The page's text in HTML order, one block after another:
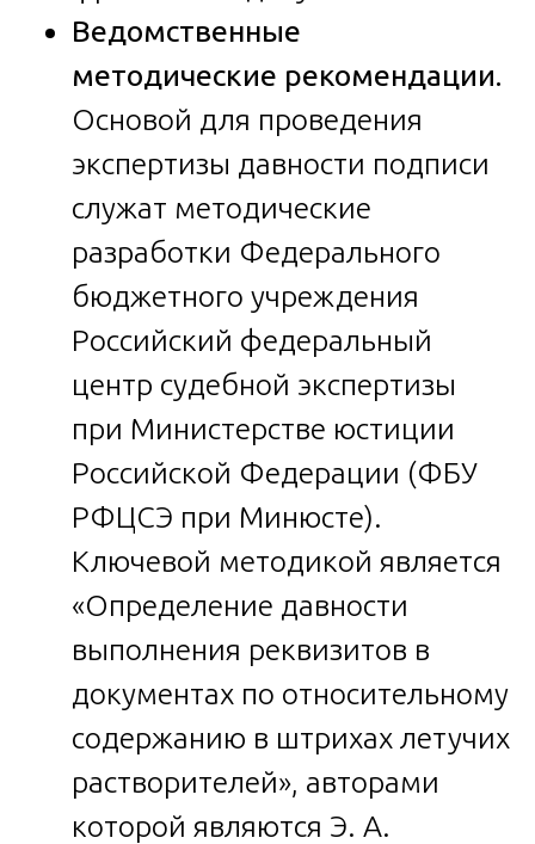
Ведомственные
методические рекомендации.
Основой для проведения
экспертизы давности подписи
служат методические
разработки Федерального
бюджетного учреждения
Российский федеральный
центр судебной экспертизы
при Министерстве юстиции
Российской Федерации (ФБУ
РФЦСЭ при Минюсте).
Ключевой методикой является
«Определение давности
выполнения реквизитов в
документах по относительному
содержанию в штрихах летучих
растворителей», авторами
которой являются Э. А.